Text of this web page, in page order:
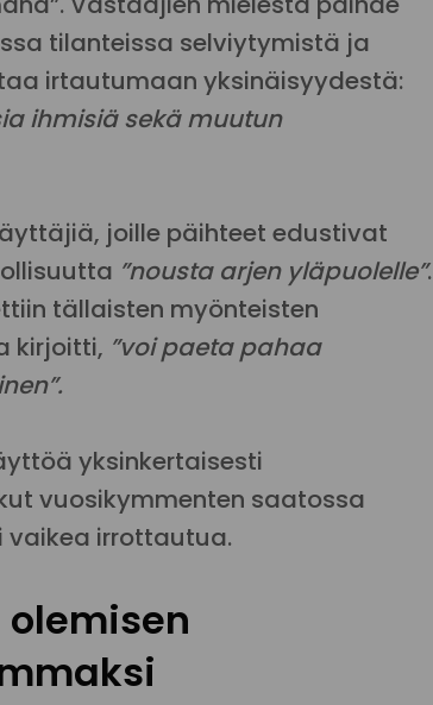
tilanteissa selviytymistä ja
irtautumaan yksinäisyydestä:
ihmisiä sekä muutun
joille päihteet edustivat
”nousta arjen yläpuolelle”.
tällaisten myönteisten
kirjoitti, ”voi paeta pahaa
yksinkertaisesti
vuosikymmenten saatossa
vaikea irrottautua.